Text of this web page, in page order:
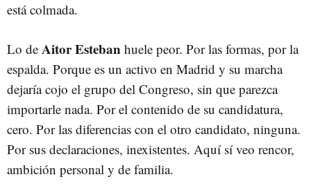
está colmada.
Lo de Aitor Esteban huele peor. Por las formas, por la
espalda. Porque es un activo en Madrid y su marcha
dejaría cojo el grupo del Congreso, sin que parezca
importarle nada. Por el contenido de su candidatura,
cero. Por las diferencias con el otro candidato, ninguna.
Por sus declaraciones, inexistentes. Aquí sí veo rencor,
ambición personal y de familia.